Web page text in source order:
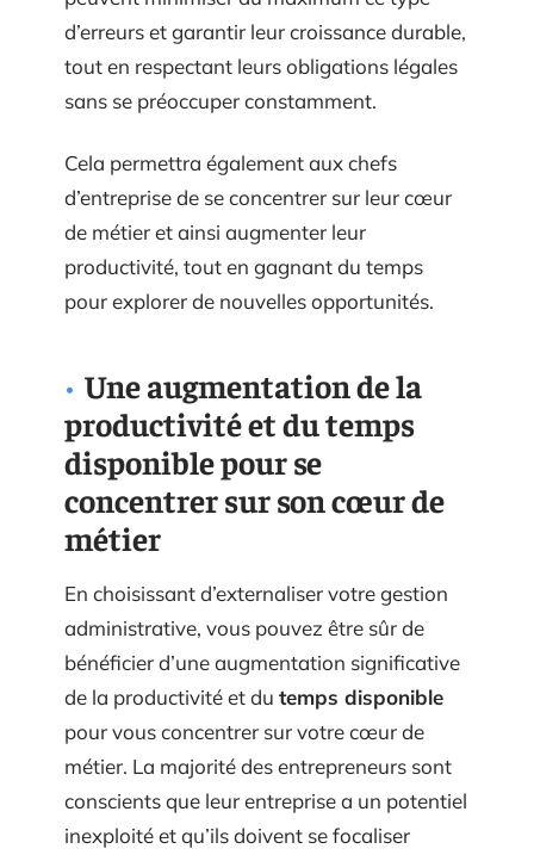
d’erreurs et garantir leur croissance durable,
tout en respectant leurs obligations légales
sans se préoccuper constamment.
Cela permettra également aux chefs
d’entreprise de se concentrer sur leur cœur
de métier et ainsi augmenter leur
productivité, tout en gagnant du temps
pour explorer de nouvelles opportunités.
Une augmentation de la
productivité et du temps
disponible pour se
concentrer sur son cœur de
métier
En choisissant d’externaliser votre gestion
administrative, vous pouvez être sûr de
bénéficier d’une augmentation significative
de la productivité et du temps disponible
pour vous concentrer sur votre cœur de
métier. La majorité des entrepreneurs sont
conscients que leur entreprise a un potentiel
inexploité et qu’ils doivent se focaliser